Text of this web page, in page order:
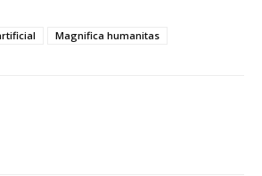
Magnifica humanitas